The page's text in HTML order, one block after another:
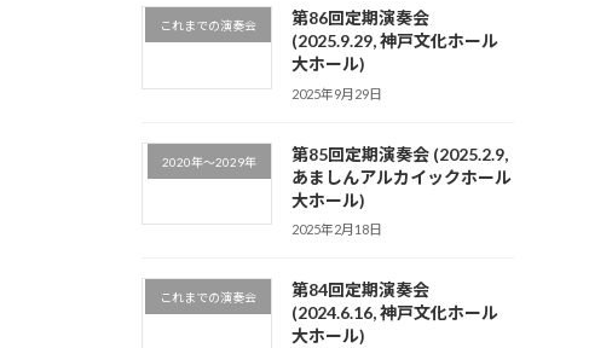
これまでの演奏会
第86回定期演奏会
(2025.9.29, 神戸文化ホール
大ホール)
2025年9月29日
2020年～2029年
第85回定期演奏会 (2025.2.9,
あましんアルカイックホール
大ホール)
2025年2月18日
これまでの演奏会
第84回定期演奏会
(2024.6.16, 神戸文化ホール
大ホール)